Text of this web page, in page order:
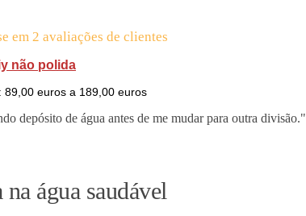
em 2 avaliações de clientes
não polida
89,00 euros a 189,00 euros
depósito de água antes de me mudar para outra divisão."
água saudável